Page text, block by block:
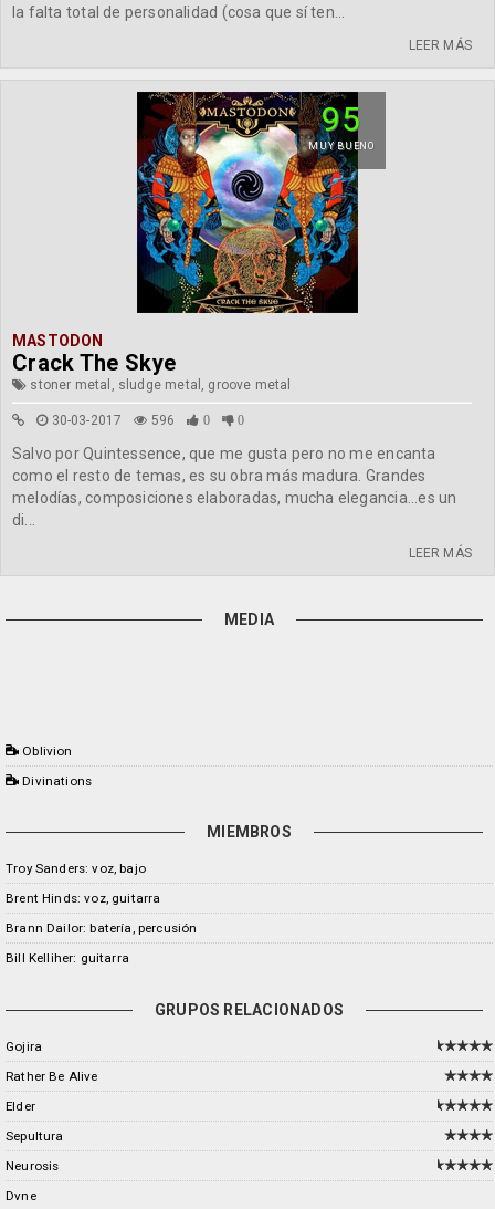
la falta total de personalidad (cosa que sí ten...
LEER MÁS
95
MUY BUENO
MASTODON
Crack The Skye
stoner metal, sludge metal, groove metal
30-03-2017 596 0 0
Salvo por Quintessence, que me gusta pero no me encanta
como el resto de temas, es su obra más madura. Grandes
melodías, composiciones elaboradas, mucha elegancia...es un
di...
LEER MÁS
MEDIA
Oblivion
Divinations
MIEMBROS
Troy Sanders: voz, bajo
Brent Hinds: voz, guitarra
Brann Dailor: batería, percusión
Bill Kelliher: guitarra
GRUPOS RELACIONADOS
Gojira
Rather Be Alive
Elder
Sepultura
Neurosis
Dvne